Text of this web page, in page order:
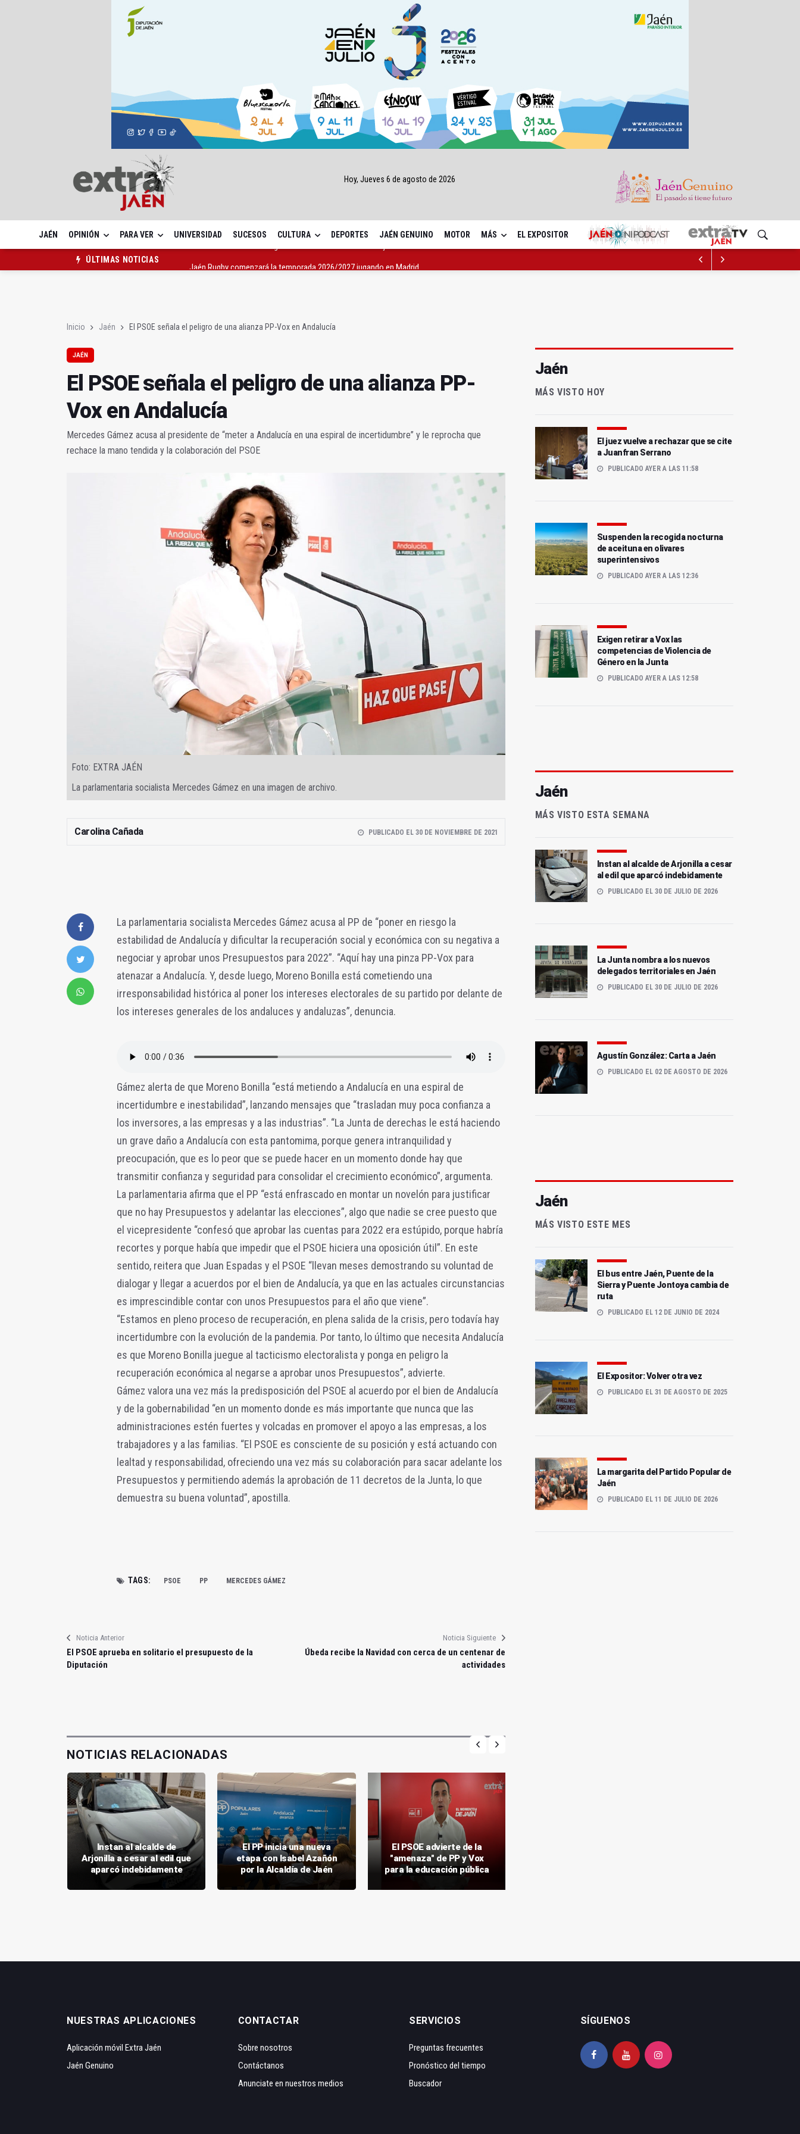
Hoy, Jueves 6 de agosto de 2026
JAÉN OPINIÓN PARA VER UNIVERSIDAD SUCESOS CULTURA DEPORTES JAÉN GENUINO MOTOR MÁS EL EXPOSITOR
ÚLTIMAS NOTICIAS
Inicio Jaén El PSOE señala el peligro de una alianza PP-Vox en Andalucía
JAÉN
El PSOE señala el peligro de una alianza PP-
Vox en Andalucía
Mercedes Gámez acusa al presidente de “meter a Andalucía en una espiral de incertidumbre” y le reprocha que
rechace la mano tendida y la colaboración del PSOE
Foto: EXTRA JAÉN
La parlamentaria socialista Mercedes Gámez en una imagen de archivo.
Carolina Cañada PUBLICADO EL 30 DE NOVIEMBRE DE 2021
La parlamentaria socialista Mercedes Gámez acusa al PP de “poner en riesgo la
estabilidad de Andalucía y dificultar la recuperación social y económica con su negativa a
negociar y aprobar unos Presupuestos para 2022”. “Aquí hay una pinza PP-Vox para
atenazar a Andalucía. Y, desde luego, Moreno Bonilla está cometiendo una
irresponsabilidad histórica al poner los intereses electorales de su partido por delante de
los intereses generales de los andaluces y andaluzas”, denuncia.
Gámez alerta de que Moreno Bonilla “está metiendo a Andalucía en una espiral de
incertidumbre e inestabilidad”, lanzando mensajes que “trasladan muy poca confianza a
los inversores, a las empresas y a las industrias”. “La Junta de derechas le está haciendo
un grave daño a Andalucía con esta pantomima, porque genera intranquilidad y
preocupación, que es lo peor que se puede hacer en un momento donde hay que
transmitir confianza y seguridad para consolidar el crecimiento económico”, argumenta.
La parlamentaria afirma que el PP “está enfrascado en montar un novelón para justificar
que no hay Presupuestos y adelantar las elecciones”, algo que nadie se cree puesto que
el vicepresidente “confesó que aprobar las cuentas para 2022 era estúpido, porque habría
recortes y porque había que impedir que el PSOE hiciera una oposición útil”. En este
sentido, reitera que Juan Espadas y el PSOE “llevan meses demostrando su voluntad de
dialogar y llegar a acuerdos por el bien de Andalucía, ya que en las actuales circunstancias
es imprescindible contar con unos Presupuestos para el año que viene”.
“Estamos en pleno proceso de recuperación, en plena salida de la crisis, pero todavía hay
incertidumbre con la evolución de la pandemia. Por tanto, lo último que necesita Andalucía
es que Moreno Bonilla juegue al tacticismo electoralista y ponga en peligro la
recuperación económica al negarse a aprobar unos Presupuestos”, advierte.
Gámez valora una vez más la predisposición del PSOE al acuerdo por el bien de Andalucía
y de la gobernabilidad “en un momento donde es más importante que nunca que las
administraciones estén fuertes y volcadas en promover el apoyo a las empresas, a los
trabajadores y a las familias. “El PSOE es consciente de su posición y está actuando con
lealtad y responsabilidad, ofreciendo una vez más su colaboración para sacar adelante los
Presupuestos y permitiendo además la aprobación de 11 decretos de la Junta, lo que
demuestra su buena voluntad”, apostilla.
TAGS: PSOE PP MERCEDES GÁMEZ
Noticia Anterior
El PSOE aprueba en solitario el presupuesto de la
Diputación
Noticia Siguiente
Úbeda recibe la Navidad con cerca de un centenar de
actividades
NOTICIAS RELACIONADAS
Instan al alcalde de
Arjonilla a cesar al edil que
aparcó indebidamente
El PP inicia una nueva
etapa con Isabel Azañón
por la Alcaldía de Jaén
El PSOE advierte de la
"amenaza" de PP y Vox
para la educación pública
Jaén
MÁS VISTO HOY
El juez vuelve a rechazar que se cite
a Juanfran Serrano
PUBLICADO AYER A LAS 11:58
Suspenden la recogida nocturna
de aceituna en olivares
superintensivos
PUBLICADO AYER A LAS 12:36
Exigen retirar a Vox las
competencias de Violencia de
Género en la Junta
PUBLICADO AYER A LAS 12:58
Jaén
MÁS VISTO ESTA SEMANA
Instan al alcalde de Arjonilla a cesar
al edil que aparcó indebidamente
PUBLICADO EL 30 DE JULIO DE 2026
La Junta nombra a los nuevos
delegados territoriales en Jaén
PUBLICADO EL 30 DE JULIO DE 2026
Agustín González: Carta a Jaén
PUBLICADO EL 02 DE AGOSTO DE 2026
Jaén
MÁS VISTO ESTE MES
El bus entre Jaén, Puente de la
Sierra y Puente Jontoya cambia de
ruta
PUBLICADO EL 12 DE JUNIO DE 2024
El Expositor: Volver otra vez
PUBLICADO EL 31 DE AGOSTO DE 2025
La margarita del Partido Popular de
Jaén
PUBLICADO EL 11 DE JULIO DE 2026
NUESTRAS APLICACIONES
Aplicación móvil Extra Jaén
Jaén Genuino
CONTACTAR
Sobre nosotros
Contáctanos
Anunciate en nuestros medios
SERVICIOS
Preguntas frecuentes
Pronóstico del tiempo
Buscador
SÍGUENOS